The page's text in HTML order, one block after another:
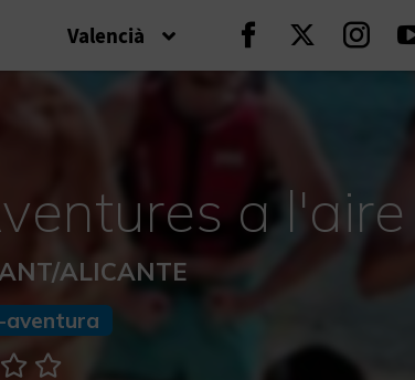
Valencià Seguir en
Seguir
a
ALICANTE
aventura